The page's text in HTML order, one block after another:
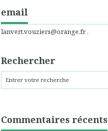
email
lanvert.vouziers@orange.fr .
Rechercher
Commentaires récents